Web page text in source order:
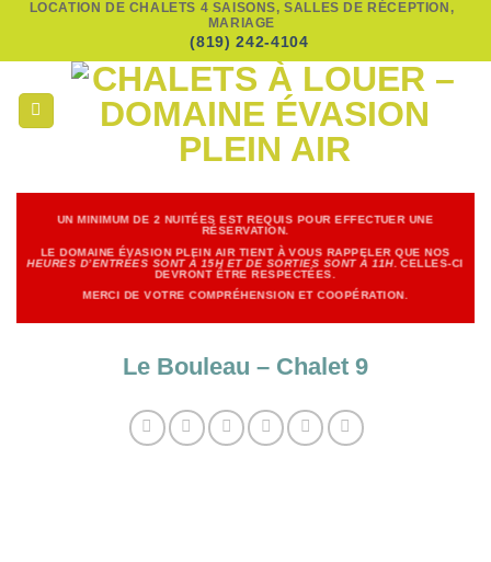
Passer
contenu
LOCATION DE CHALETS 4 SAISONS, SALLES DE RÉCEPTION,
MARIAGE
(819) 242-4104
UN MINIMUM DE 2 NUITÉES EST REQUIS POUR EFFECTUER UNE
RÉSERVATION.
LE DOMAINE ÉVASION PLEIN AIR TIENT À VOUS RAPPELER QUE NOS
HEURES D’ENTRÉES SONT À 15H ET DE SORTIES SONT À 11H. CELLES-CI
DEVRONT ÊTRE RESPECTÉES.
MERCI DE VOTRE COMPRÉHENSION ET COOPÉRATION.
Le Bouleau – Chalet 9